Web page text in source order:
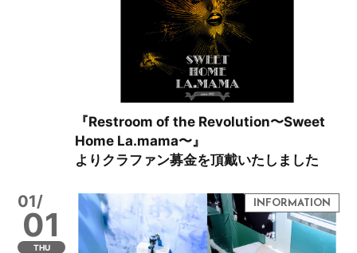
『Restroom of the Revolution〜Sweet
Home La.mama〜』
よりクラファン募金を頂戴いたしました
01/
01
THU